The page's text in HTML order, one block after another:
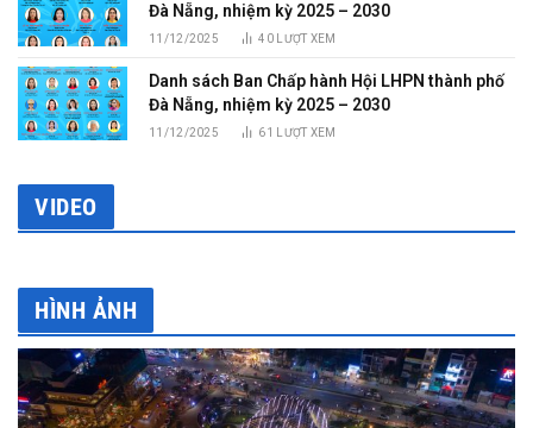
Đà Nẵng, nhiệm kỳ 2025 – 2030
11/12/2025 40 LƯỢT XEM
Danh sách Ban Chấp hành Hội LHPN thành phố
Đà Nẵng, nhiệm kỳ 2025 – 2030
11/12/2025 61 LƯỢT XEM
VIDEO
HÌNH ẢNH